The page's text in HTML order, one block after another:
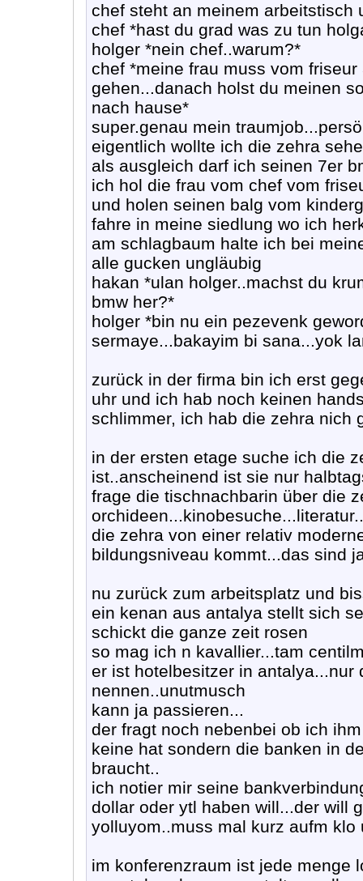
chef steht an meinem arbeitstisch
chef *hast du grad was zu tun
holger *nein chef..warum?*
chef *meine frau muss vom
gehen...danach holst du meinen
nach hause*
super.genau mein
eigentlich wollte ich die zehra
als ausgleich darf ich seinen 7er
ich hol die frau vom chef vom
und holen seinen balg vom
fahre in meine siedlung wo ich
am schlagbaum halte ich bei
alle gucken ungläubig
hakan *ulan holger..machst du
bmw her?*
holger *bin nu ein pezevenk
sermaye...bakayim bi sana...yok
zurück in der firma bin ich erst
uhr und ich hab noch keinen
schlimmer, ich hab die zehra nich
in der ersten etage suche ich die
ist..anscheinend ist sie nur
frage die tischnachbarin über die
die zehra von einer relativ
bildungsniveau kommt...das sind
nu zurück zum arbeitsplatz und
ein kenan aus antalya stellt sich
schickt die ganze zeit rosen
so mag ich n kavallier...tam
er ist hotelbesitzer in
nennen..unutmusch
kann ja passieren...
der fragt noch nebenbei ob ich
keine hat sondern die banken in
braucht..
ich notier mir seine
dollar oder ytl haben will...der will
yolluyom..muss mal kurz aufm
im konferenzraum ist jede menge